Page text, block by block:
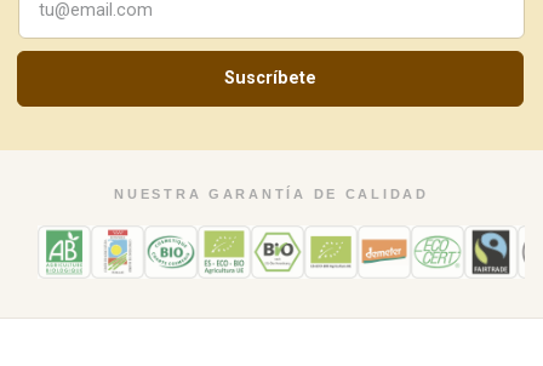
Suscríbete
NUESTRA GARANTÍA DE CALIDAD